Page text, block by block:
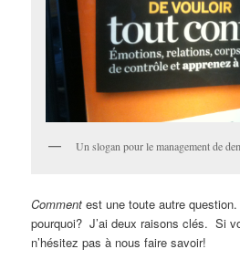
Un slogan pour le management de
Comment est une toute autre
pourquoi? J’ai deux raisons clés. Si
n’hésitez pas à nous faire savoir!